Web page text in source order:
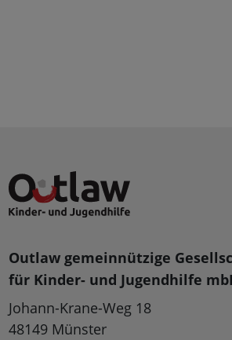
Outlaw gemeinnützige
für Kinder- und Jugendhilfe
Johann-Krane-Weg 18
48149 Münster